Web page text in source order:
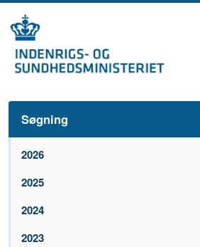
Søgning
2026
2025
2024
2023